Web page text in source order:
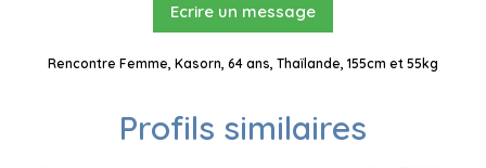
Ecrire un message
Rencontre Femme, Kasorn, 64 ans, Thaïlande, 155cm et 55kg
Profils similaires